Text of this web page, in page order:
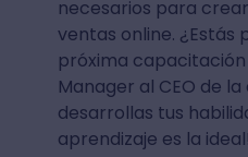
necesarios para
ventas online. ¿Estás
próxima
Manager al CEO de
desarrollas tus
aprendizaje es la ideal!